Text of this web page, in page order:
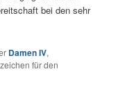
bei den sehr
Damen IV,
für den